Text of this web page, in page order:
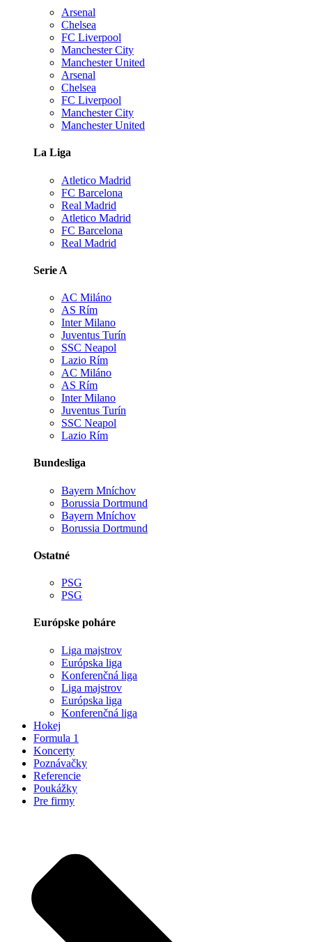
Arsenal
Chelsea
FC Liverpool
Manchester City
Manchester United
Arsenal
Chelsea
FC Liverpool
Manchester City
Manchester United
La Liga
Atletico Madrid
FC Barcelona
Real Madrid
Atletico Madrid
FC Barcelona
Real Madrid
Serie A
AC Miláno
AS Rím
Inter Milano
Juventus Turín
SSC Neapol
Lazio Rím
AC Miláno
AS Rím
Inter Milano
Juventus Turín
SSC Neapol
Lazio Rím
Bundesliga
Bayern Mníchov
Borussia Dortmund
Bayern Mníchov
Borussia Dortmund
Ostatné
PSG
PSG
Európske poháre
Liga majstrov
Európska liga
Konferenčná liga
Liga majstrov
Európska liga
Konferenčná liga
Hokej
Formula 1
Koncerty
Poznávačky
Referencie
Poukážky
Pre firmy